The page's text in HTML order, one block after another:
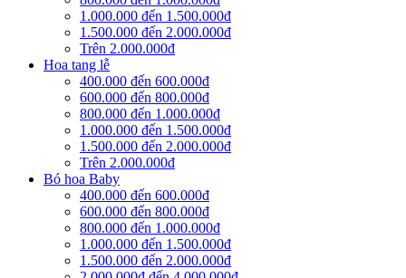
1.000.000 đến 1.500.000đ
1.500.000 đến 2.000.000đ
Trên 2.000.000đ
Hoa tang lễ
400.000 đến 600.000đ
600.000 đến 800.000đ
800.000 đến 1.000.000đ
1.000.000 đến 1.500.000đ
1.500.000 đến 2.000.000đ
Trên 2.000.000đ
Bó hoa Baby
400.000 đến 600.000đ
600.000 đến 800.000đ
800.000 đến 1.000.000đ
1.000.000 đến 1.500.000đ
1.500.000 đến 2.000.000đ